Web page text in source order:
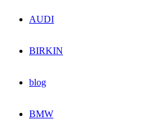
AUDI
BIRKIN
blog
BMW